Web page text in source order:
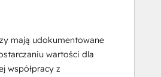
mają udokumentowane
wartości dla
współpracy z